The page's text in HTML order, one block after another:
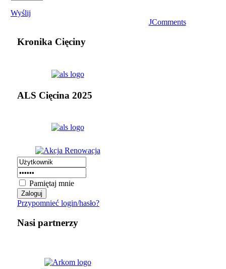
Wyślij
JComments
Kronika Cięciny
ALS Cięcina 2025
Pamiętaj mnie
Przypomnieć login/hasło?
Nasi partnerzy